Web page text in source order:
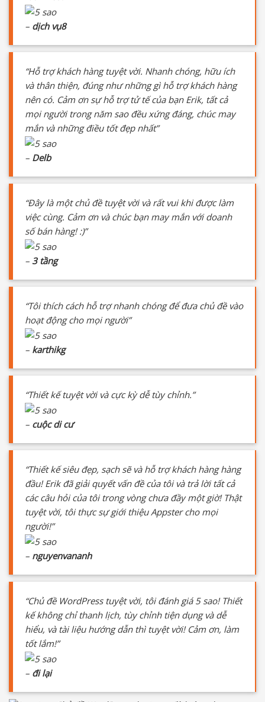
– dịch vụ8
“Hỗ trợ khách hàng tuyệt vời. Nhanh chóng, hữu ích
và thân thiện, đúng như những gì hỗ trợ khách hàng
nên có. Cảm ơn sự hỗ trợ tử tế của bạn Erik, tất cả
mọi người trong năm sao đều xứng đáng, chúc may
mắn và những điều tốt đẹp nhất”
– Delb
“Đây là một chủ đề tuyệt vời và rất vui khi được làm
việc cùng. Cảm ơn và chúc bạn may mắn với doanh
số bán hàng! :)”
– 3 tầng
“Tôi thích cách hỗ trợ nhanh chóng để đưa chủ đề vào
hoạt động cho mọi người”
– karthikg
“Thiết kế tuyệt vời và cực kỳ dễ tùy chỉnh.”
– cuộc di cư
“Thiết kế siêu đẹp, sạch sẽ và hỗ trợ khách hàng hàng
đầu! Erik đã giải quyết vấn đề của tôi và trả lời tất cả
các câu hỏi của tôi trong vòng chưa đầy một giờ! Thật
tuyệt vời, tôi thực sự giới thiệu Appster cho mọi
người!”
– nguyenvananh
“Chủ đề WordPress tuyệt vời, tôi đánh giá 5 sao! Thiết
kế không chỉ thanh lịch, tùy chỉnh tiện dụng và dễ
hiểu, và tài liệu hướng dẫn thì tuyệt vời! Cảm ơn, làm
tốt lắm!”
– đi lại